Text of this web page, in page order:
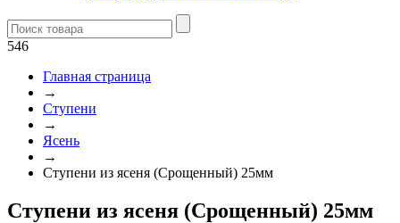
546
Главная страница
→
Ступени
→
Ясень
→
Ступени из ясеня (Срощенный) 25мм
Ступени из ясеня (Срощенный) 25мм